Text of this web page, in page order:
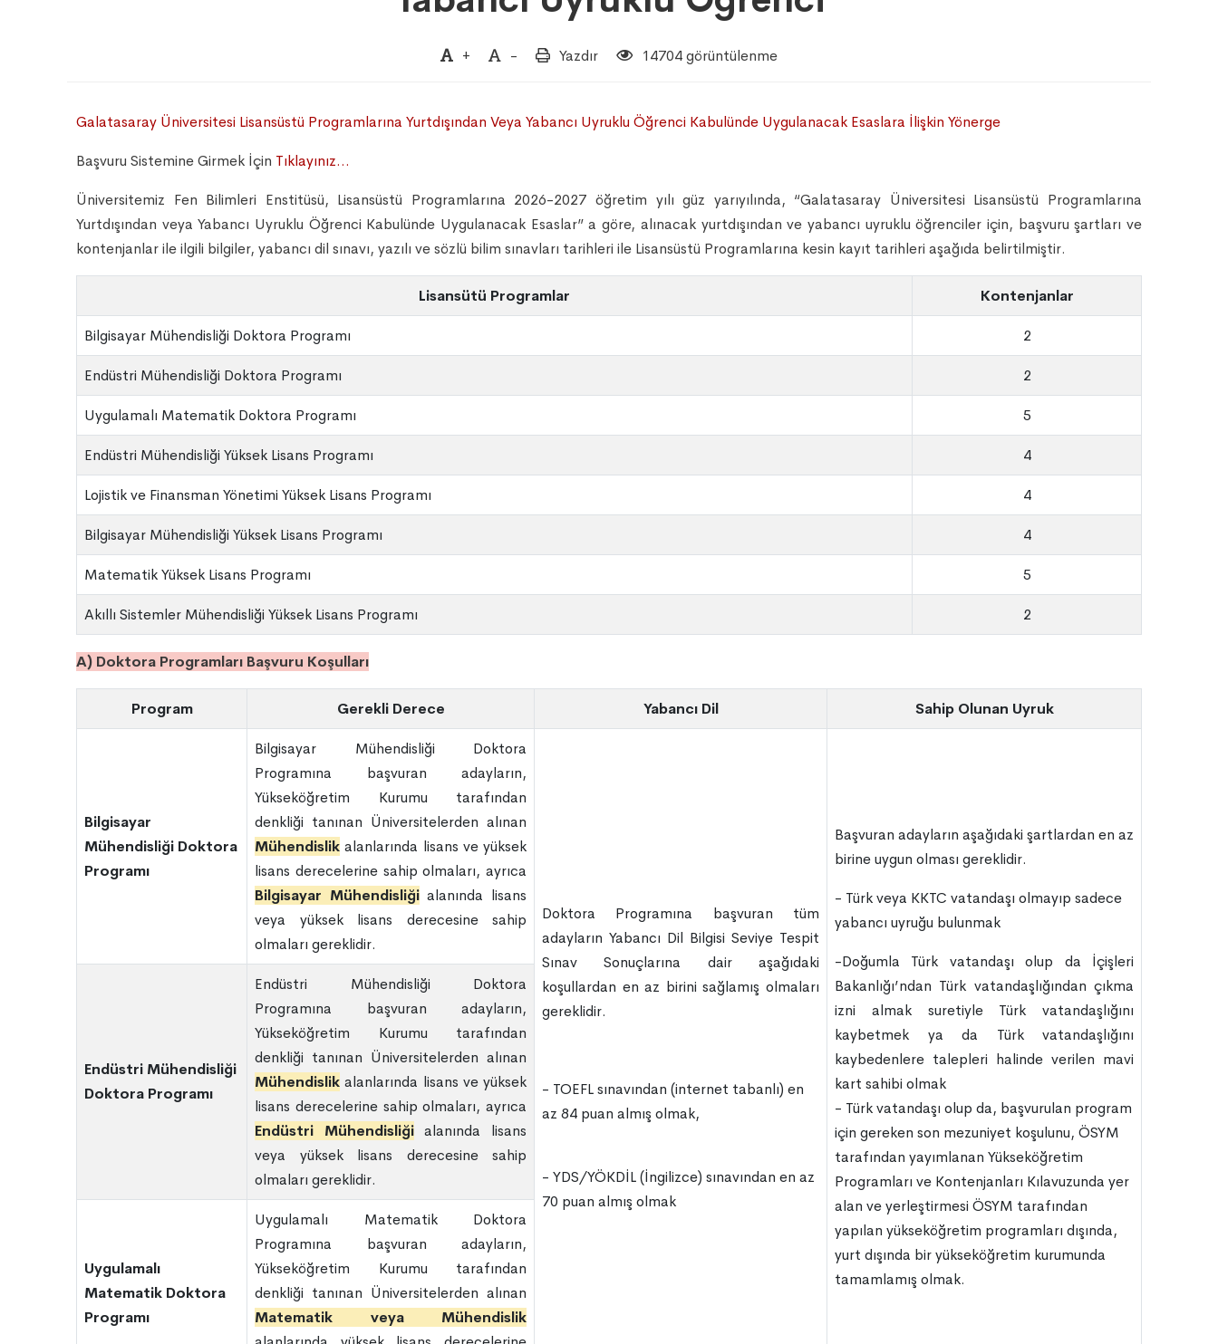
+ - Yazdır 14704 görüntülenme
Galatasaray Üniversitesi Lisansüstü Programlarına Yurtdışından Veya Yabancı Uyruklu Öğrenci Kabulünde Uygulanacak Esaslara İlişkin Yönerge
Başvuru Sistemine Girmek İçin Tıklayınız...
Üniversitemiz Fen Bilimleri Enstitüsü, Lisansüstü Programlarına 2026-2027 öğretim yılı güz yarıyılında, “Galatasaray Üniversitesi Lisansüstü Programlarına
Yurtdışından veya Yabancı Uyruklu Öğrenci Kabulünde Uygulanacak Esaslar” a göre, alınacak yurtdışından ve yabancı uyruklu öğrenciler için, başvuru şartları ve
kontenjanlar ile ilgili bilgiler, yabancı dil sınavı, yazılı ve sözlü bilim sınavları tarihleri ile Lisansüstü Programlarına kesin kayıt tarihleri aşağıda belirtilmiştir.
Lisansütü Programlar Kontenjanlar
Bilgisayar Mühendisliği Doktora Programı 2
Endüstri Mühendisliği Doktora Programı 2
Uygulamalı Matematik Doktora Programı 5
Endüstri Mühendisliği Yüksek Lisans Programı 4
Lojistik ve Finansman Yönetimi Yüksek Lisans Programı 4
Bilgisayar Mühendisliği Yüksek Lisans Programı 4
Matematik Yüksek Lisans Programı 5
Akıllı Sistemler Mühendisliği Yüksek Lisans Programı 2
A) Doktora Programları Başvuru Koşulları
Program Gerekli Derece Yabancı Dil Sahip Olunan Uyruk
Bilgisayar
Mühendisliği Doktora
Programı
Bilgisayar Mühendisliği Doktora
Programına başvuran adayların,
Yükseköğretim Kurumu tarafından
denkliği tanınan Üniversitelerden alınan
Mühendislik alanlarında lisans ve yüksek
lisans derecelerine sahip olmaları, ayrıca
Bilgisayar Mühendisliğialanında lisans
veya yüksek lisans derecesine sahip
olmaları gereklidir.
Doktora Programına başvuran tüm
adayların Yabancı Dil Bilgisi Seviye Tespit
Sınav Sonuçlarına dair aşağıdaki
koşullardan en az birini sağlamış olmaları
gereklidir.
- TOEFL sınavından (internet tabanlı) en
az 84 puan almış olmak,
- YDS/YÖKDİL (İngilizce) sınavından en az
70 puan almış olmak
Başvuran adayların aşağıdaki şartlardan en az
birine uygun olması gereklidir.
- Türk veya KKTC vatandaşı olmayıp sadece
yabancı uyruğu bulunmak
-Doğumla Türk vatandaşı olup da İçişleri
Bakanlığı’ndan Türk vatandaşlığından çıkma
izni almak suretiyle Türk vatandaşlığını
kaybetmek ya da Türk vatandaşlığını
kaybedenlere talepleri halinde verilen mavi
kart sahibi olmak
- Türk vatandaşı olup da, başvurulan program
için gereken son mezuniyet koşulunu, ÖSYM
tarafından yayımlanan Yükseköğretim
Programları ve Kontenjanları Kılavuzunda yer
alan ve yerleştirmesi ÖSYM tarafından
yapılan yükseköğretim programları dışında,
yurt dışında bir yükseköğretim kurumunda
tamamlamış olmak.
Endüstri Mühendisliği
Doktora Programı
Endüstri Mühendisliği Doktora
Programına başvuran adayların,
Yükseköğretim Kurumu tarafından
denkliği tanınan Üniversitelerden alınan
Mühendislik alanlarında lisans ve yüksek
lisans derecelerine sahip olmaları, ayrıca
Endüstri Mühendisliğialanında lisans
veya yüksek lisans derecesine sahip
olmaları gereklidir.
Uygulamalı
Matematik Doktora
Programı
Uygulamalı Matematik Doktora
Programına başvuran adayların,
Yükseköğretim Kurumu tarafından
denkliği tanınan Üniversitelerden alınan
Matematik veya Mühendislik